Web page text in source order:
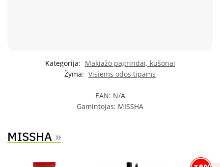
Kategorija: Makiažo pagrindai, kušonai
Žyma: Visiems odos tipams
EAN: N/A
Gamintojas: MISSHA
MISSHA »